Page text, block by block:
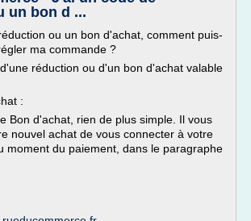
un bon d ...
ou un bon d'achat, comment puis-
ma commande ?
réduction ou d'un bon d'achat valable
:
Bon d'achat, rien de plus simple. Il vous
nouvel achat de vous connecter à votre
moment du paiement, dans le paragraphe